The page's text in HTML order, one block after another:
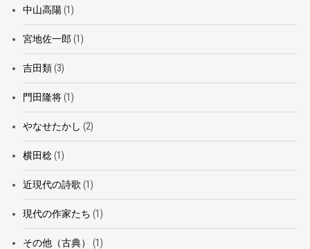
中山高陽(1)
宮地佐一郎 (1)
吉田類(3)
門田隆将(1)
やなせたかし (2)
横田稔(1)
近現代の詩歌 (1)
現代の作家たち (1)
その他（古典） (1)